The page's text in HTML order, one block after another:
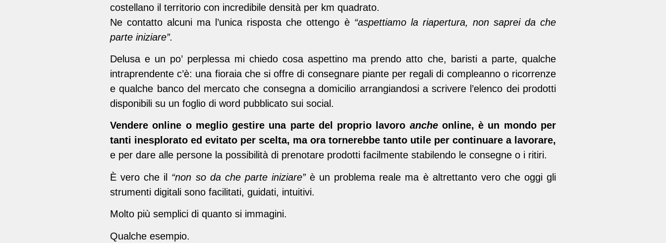
costellano il territorio con incredibile densità per km quadrato.
Ne contatto alcuni ma l’unica risposta che ottengo è “aspettiamo la riapertura, non saprei da che
parte iniziare”.
Delusa e un po’ perplessa mi chiedo cosa aspettino ma prendo atto che, baristi a parte, qualche
intraprendente c’è: una fioraia che si offre di consegnare piante per regali di compleanno o ricorrenze
e qualche banco del mercato che consegna a domicilio arrangiandosi a scrivere l’elenco dei prodotti
disponibili su un foglio di word pubblicato sui social.
Vendere online o meglio gestire una parte del proprio lavoro ancheonline, è un mondo per
tanti inesplorato ed evitato per scelta, ma ora tornerebbe tanto utile per continuare a lavorare,
e per dare alle persone la possibilità di prenotare prodotti facilmente stabilendo le consegne o i ritiri.
È vero che il “non so da che parte iniziare”è un problema reale ma è altrettanto vero che oggi gli
strumenti digitali sono facilitati, guidati, intuitivi.
Molto più semplici di quanto si immagini.
Qualche esempio.